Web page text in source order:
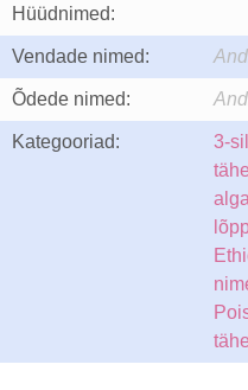
Hüüdnimed:
Vendade nimed:
Õdede nimed:
Kategooriad: 3-